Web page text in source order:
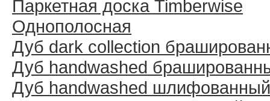
Паркетная доска Timberwise
Однополосная
Дуб dark collection
Дуб handwashed
Дуб handwashed шлифованный